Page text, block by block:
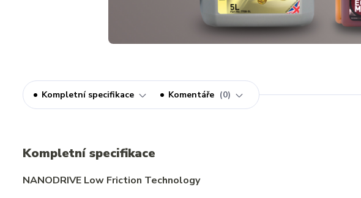
Kompletní specifikace Komentáře 0
Kompletní specifikace
NANODRIVE Low Friction Technology